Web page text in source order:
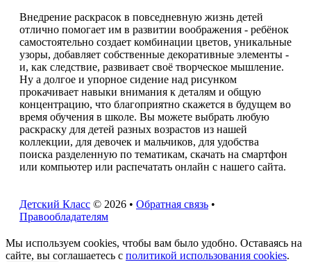
Внедрение раскрасок в повседневную жизнь детей
отлично помогает им в развитии воображения - ребёнок
самостоятельно создает комбинации цветов, уникальные
узоры, добавляет собственные декоративные элементы -
и, как следствие, развивает своё творческое мышление.
Ну а долгое и упорное сидение над рисунком
прокачивает навыки внимания к деталям и общую
концентрацию, что благоприятно скажется в будущем во
время обучения в школе. Вы можете выбрать любую
раскраску для детей разных возрастов из нашей
коллекции, для девочек и мальчиков, для удобства
поиска разделенную по тематикам, скачать на смартфон
или компьютер или распечатать онлайн с нашего сайта.
Детский Класс © 2026 • Обратная связь •
Правообладателям
Мы используем cookies, чтобы вам было удобно. Оставаясь на
сайте, вы соглашаетесь с политикой использования cookies.